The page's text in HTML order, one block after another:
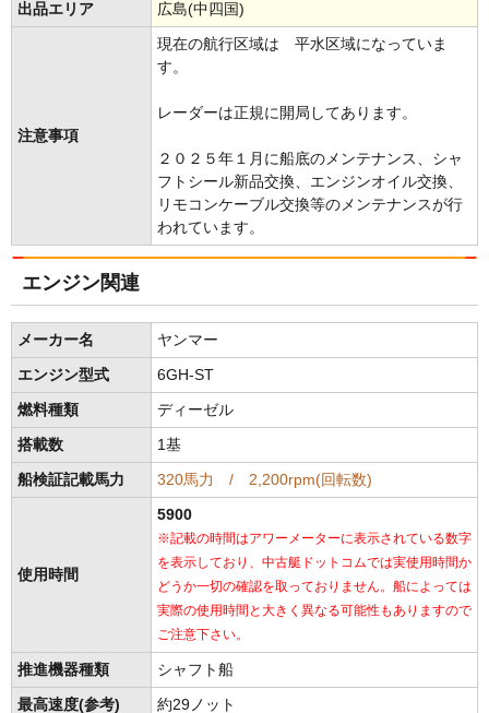
出品エリア 広島(中四国)
注意事項
現在の航行区域は 平水区域になっていま
す。
レーダーは正規に開局してあります。
２０２５年１月に船底のメンテナンス、シャ
フトシール新品交換、エンジンオイル交換、
リモコンケーブル交換等のメンテナンスが行
われています。
エンジン関連
メーカー名 ヤンマー
エンジン型式 6GH-ST
燃料種類 ディーゼル
搭載数 1基
船検証記載馬力 320馬力 / 2,200rpm(回転数)
使用時間
5900
※記載の時間はアワーメーターに表示されている数字
を表示しており、中古艇ドットコムでは実使用時間か
どうか一切の確認を取っておりません。船によっては
実際の使用時間と大きく異なる可能性もありますので
ご注意下さい。
推進機器種類 シャフト船
最高速度(参考) 約29ノット